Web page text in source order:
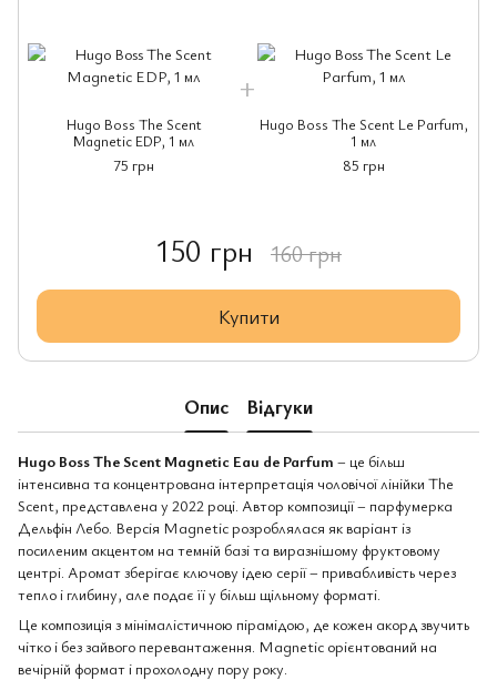
Hugo Boss The Scent
Magnetic EDP, 1 мл
75 грн
Hugo Boss The Scent Le Parfum,
1 мл
85 грн
150 грн 160 грн
Купити
Опис Відгуки
Hugo Boss The Scent Magnetic Eau de Parfum – це більш
інтенсивна та концентрована інтерпретація чоловічої лінійки The
Scent, представлена у 2022 році. Автор композиції – парфумерка
Дельфін Лебо. Версія Magnetic розроблялася як варіант із
посиленим акцентом на темній базі та виразнішому фруктовому
центрі. Аромат зберігає ключову ідею серії – привабливість через
тепло і глибину, але подає її у більш щільному форматі.
Це композиція з мінімалістичною пірамідою, де кожен акорд звучить
чітко і без зайвого перевантаження. Magnetic орієнтований на
вечірній формат і прохолодну пору року.